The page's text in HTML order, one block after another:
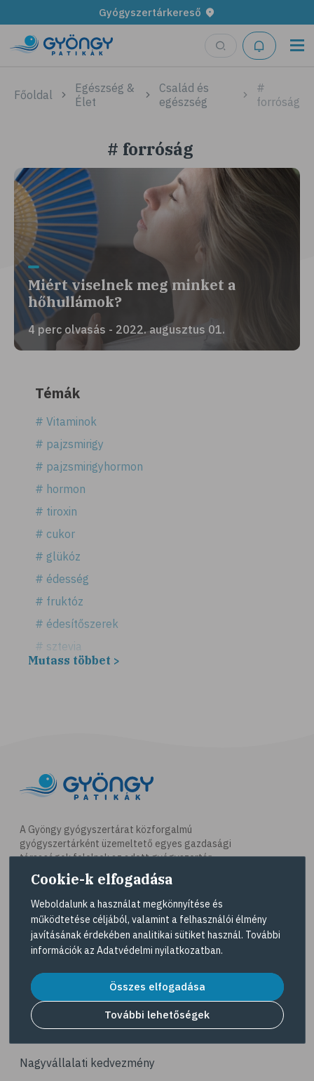
Gyógyszertárkereső
Főoldal
Egészség &
Élet
Család és
egészség
#
forróság
# forróság
Miért viselnek meg minket a
hőhullámok?
4 perc olvasás - 2022. augusztus 01.
Témák
# Vitaminok
# pajzsmirigy
# pajzsmirigyhormon
# hormon
# tiroxin
# cukor
# glükóz
# édesség
# fruktóz
# édesítőszerek
# sztevia
# fogadalom
# célkitűzés
# étkezési napló
# hal
# egészséges táplálkozás
# omega-3
# A-vitamin
# ásványi anyagok
# ízületi fájdalom
# ízületek
# csontok
# porckopás
Mutass többet >
A Gyöngy gyógyszertárat közforgalmú
gyógyszertárként üzemeltető egyes gazdasági
társaságok felelnek az adott gyógyszertár
működésért. A Gyöngy gyógyszertárak listáját és
elérhetőségeit a Gyógyszertár kereső
tekintheti meg.
Navigáció
Dermokozmetikumok
Gyöngy Patika Magazin
Nagyvállalati kedvezmény
Cookie-k elfogadása
Weboldalunk a használat megkönnyítése és
működtetése céljából, valamint a felhasználói élmény
javításának érdekében analitikai sütiket használ. További
információk az Adatvédelmi nyilatkozatban.
Összes elfogadása
További lehetőségek